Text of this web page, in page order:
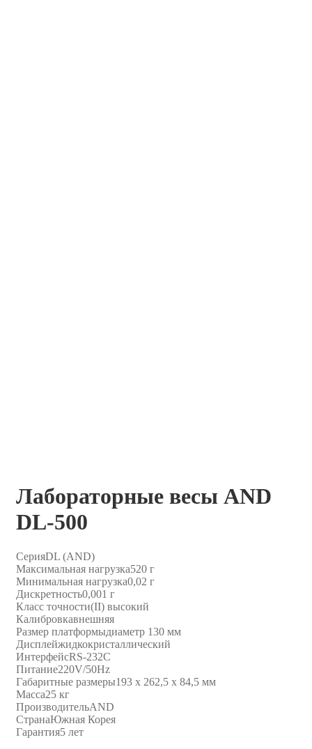
Лабораторные весы AND
DL-500
СерияDL (AND)
Максимальная нагрузка520 г
Минимальная нагрузка0,02 г
Дискретность0,001 г
Класс точности(II) высокий
Калибровкавнешняя
Размер платформыдиаметр 130 мм
Дисплейжидкокристаллический
ИнтерфейсRS-232C
Питание220V/50Hz
Габаритные размеры193 x 262,5 x 84,5 мм
Масса25 кг
ПроизводительAND
СтранаЮжная Корея
Гарантия5 лет